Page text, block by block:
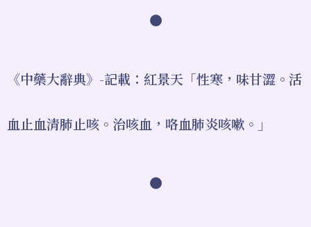
●
《中藥大辭典》-記載：紅景天「性寒，味甘澀。活
血止血清肺止咳。治咳血，咯血肺炎咳嗽。」
●